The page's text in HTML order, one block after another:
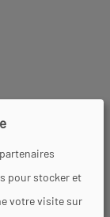
pour stocker et
votre visite sur